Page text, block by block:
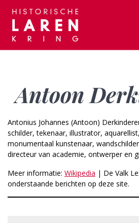
Antoon
Antonius Johannes (Antoon)
schilder, tekenaar, illustrator,
monumentaal kunstenaar,
directeur van academie, ontwerper en
Meer informatie: Wikipedia | De Valk
onderstaande berichten op deze site.